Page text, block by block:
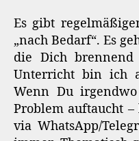
Es gibt
„nach Bedarf“. Es
die Dich brennend
Unterricht bin ich
Wenn Du
Problem auftaucht
via WhatsApp/